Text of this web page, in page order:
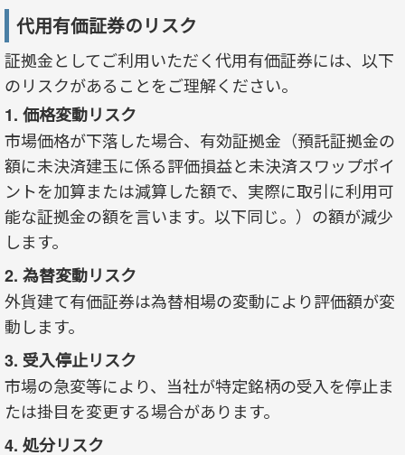
代用有価証券のリスク
証拠金としてご利用いただく代用有価証券には、以下
のリスクがあることをご理解ください。
1. 価格変動リスク
市場価格が下落した場合、有効証拠金（預託証拠金の
額に未決済建玉に係る評価損益と未決済スワップポイ
ントを加算または減算した額で、実際に取引に利用可
能な証拠金の額を言います。以下同じ。）の額が減少
します。
2. 為替変動リスク
外貨建て有価証券は為替相場の変動により評価額が変
動します。
3. 受入停止リスク
市場の急変等により、当社が特定銘柄の受入を停止ま
たは掛目を変更する場合があります。
4. 処分リスク